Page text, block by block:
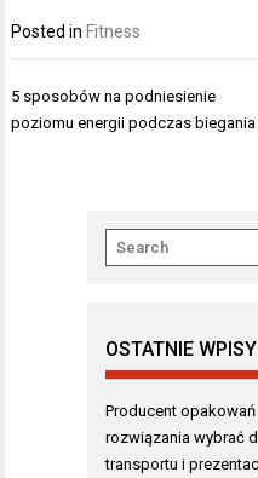
Posted in Fitness
Nawigacja
wpisu
5 sposobów na podniesienie
poziomu energii podczas biegania
OSTATNIE WPISY
Producent
rozwiązania wybrać
transportu i